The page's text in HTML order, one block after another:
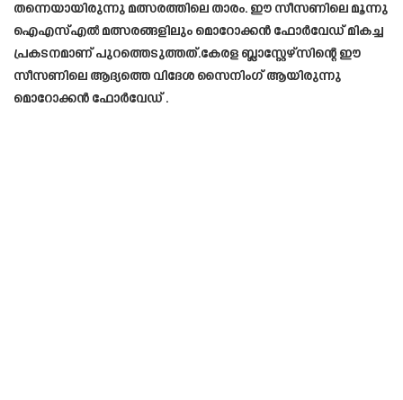
തന്നെയായിരുന്നു മത്സരത്തിലെ താരം. ഈ സീസണിലെ മൂന്നു
ഐഎസ്എൽ മത്സരങ്ങളിലും മൊറോക്കൻ ഫോർവേഡ് മികച്ച
പ്രകടനമാണ് പുറത്തെടുത്തത്.കേരള ബ്ലാസ്റ്റേഴ്സിന്റെ ഈ
സീസണിലെ ആദ്യത്തെ വിദേശ സൈനിംഗ് ആയിരുന്നു
മൊറോക്കൻ ഫോർവേഡ് .